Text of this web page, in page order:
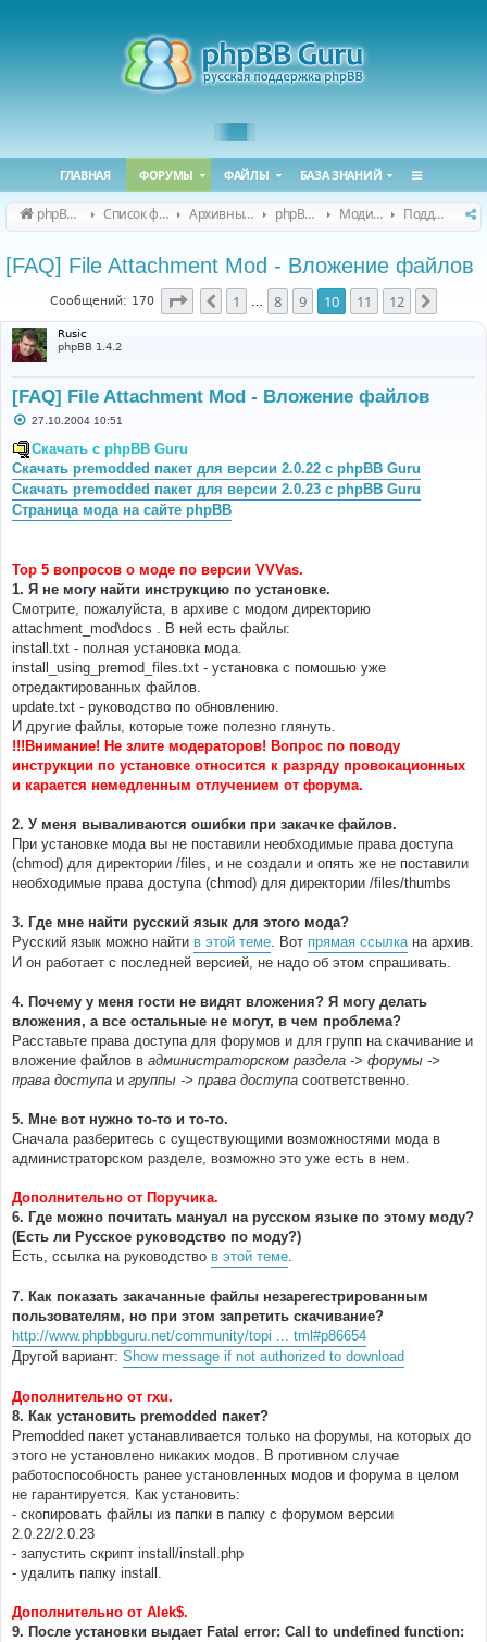
ГЛАВНАЯ ФОРУМЫ ФАЙЛЫ БАЗА ЗНАНИЙ
phpBB Guru Список форумов Архивные форумы phpBB 2.0.x (архив) Модификация phpBB 2.0.x Поддержка модов для phpBB 2.0.x
[FAQ] File Attachment Mod - Вложение файлов
Сообщений: 170 Страница10 из 12
Пред.
1 8 9 10 11 12
Rusic
phpBB 1.4.2
[FAQ] File Attachment Mod - Вложение файлов
С
о
б
щ
е
н
и
е
27.10.2004 10:51
Скачать с phpBB Guru
Скачать premodded пакет для версии 2.0.22 с phpBB Guru
Скачать premodded пакет для версии 2.0.23 с phpBB Guru
Страница мода на сайте phpBB
Top 5 вопросов о моде по версии VVVas.
1. Я не могу найти инструкцию по установке.
Смотрите, пожалуйста, в архиве с модом директорию
attachment_mod\docs . В ней есть файлы:
install.txt - полная установка мода.
install_using_premod_files.txt - установка с помошью уже
отредактированных файлов.
update.txt - руководство по обновлению.
И другие файлы, которые тоже полезно глянуть.
!!!Внимание! Не злите модераторов! Вопрос по поводу
инструкции по установке относится к разряду провокационных
и карается немедленным отлучением от форума.
2. У меня вываливаются ошибки при закачке файлов.
При установке мода вы не поставили необходимые права доступа
(chmod) для директории /files, и не создали и опять же не поставили
необходимые права доступа (chmod) для директории /files/thumbs
3. Где мне найти русский язык для этого мода?
Русский язык можно найти в этой теме. Вот прямая ссылкана архив.
И он работает с последней версией, не надо об этом спрашивать.
4. Почему у меня гости не видят вложения? Я могу делать
вложения, а все остальные не могут, в чем проблема?
Расставьте права доступа для форумов и для групп на скачивание и
вложение файлов в администраторском раздела -> форумы ->
права доступа и группы -> права доступа соответственно.
5. Мне вот нужно то-то и то-то.
Сначала разберитесь с существующими возможностями мода в
администраторском разделе, возможно это уже есть в нем.
Дополнительно от Поручика.
6. Где можно почитать мануал на русском языке по этому моду?
(Есть ли Русское руководство по моду?)
Есть, ссылка на руководство в этой теме.
7. Как показать закачанные файлы незарегестрированным
пользователям, но при этом запретить скачивание?
http://www.phpbbguru.net/community/topi ... tml#p86654
Другой вариант: Show message if not authorized to download
Дополнительно от rxu.
8. Как установить premodded пакет?
Premodded пакет устанавливается только на форумы, на которых до
этого не установлено никаких модов. В противном случае
работоспособность ранее установленных модов и форума в целом
не гарантируется. Как установить:
- скопировать файлы из папки в папку с форумом версии
2.0.22/2.0.23
- запустить скрипт install/install.php
- удалить папку install.
Дополнительно от Alek$.
9. После установки выдает Fatal error: Call to undefined function: